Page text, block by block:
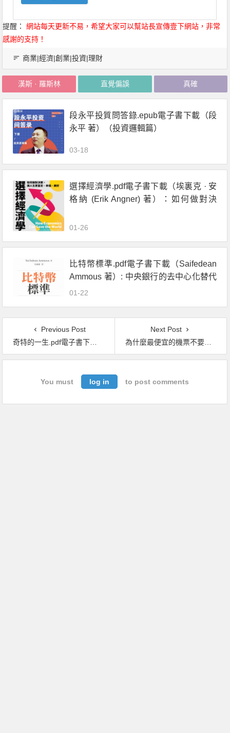
提醒：
網站每天更新不易，希望大家可以幫站長宣傳壹下網站，非常
感謝的支持！
商業|經濟|創業|投資|理財
漢斯 · 羅斯林 直覺偏誤 真確
段永平投質問答錄.epub電子書下載（段
永平 著）（投資邏輯篇）
03-18
選擇經濟學.pdf電子書下載（埃裏克 · 安
格納 (Erik Angner) 著）：如何做對決
01-26
比特幣標準.pdf電子書下載（Saifedean
Ammous 著）: 中央銀行的去中心化替代
方案
01-22
Previous Post
奇特的一生.pdf電子書下載（格列寧）
Next Post
為什麼最便宜的機票不要買？：經濟學家教你降低生活中每件事的風險，做出最好的選擇.pdf電子書下載（艾莉森 · 薛格，Allison Schrage）
You must log in to post comments